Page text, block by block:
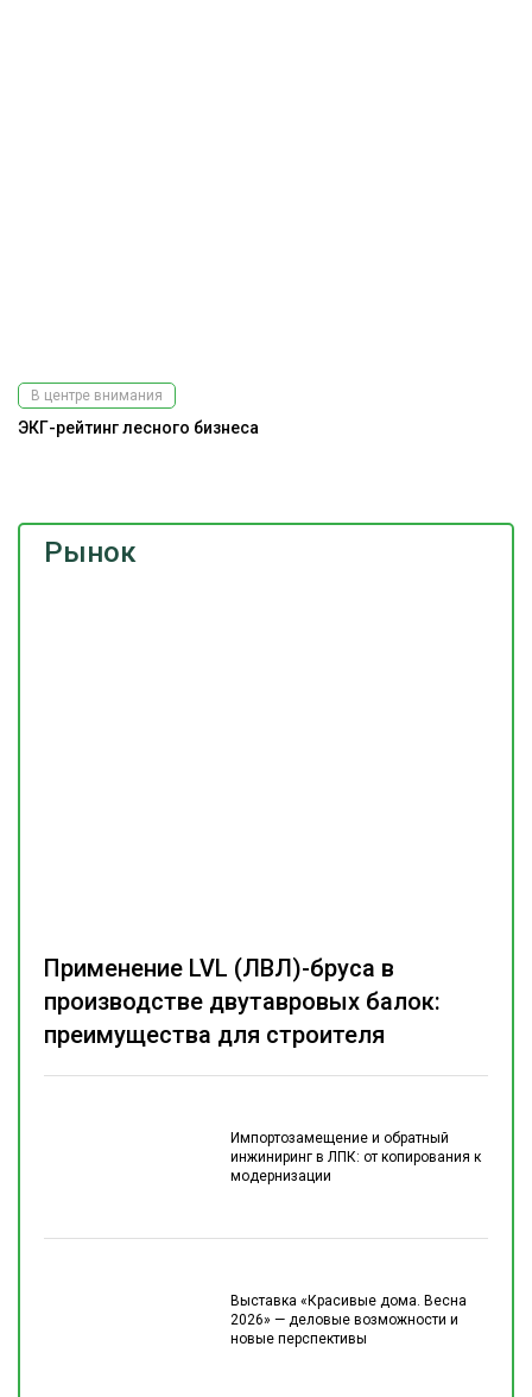
Рынок
Импортозамещение и обратный
инжиниринг в ЛПК: от копирования к
модернизации
Выставка «Красивые дома. Весна
2026» — деловые возможности и
новые перспективы
Применение LVL (ЛВЛ)-бруса в
производстве двутавровых балок:
преимущества для строителя
В центре внимания
ЭКГ-рейтинг лесного бизнеса